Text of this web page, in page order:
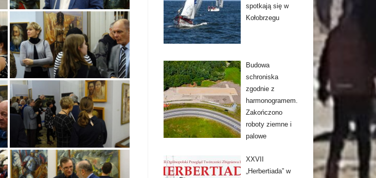
spotkają się w
Kołobrzegu
Budowa
schroniska
zgodnie z
harmonogramem.
Zakończono
roboty ziemne i
palowe
XXVII
„Herbertiada” w